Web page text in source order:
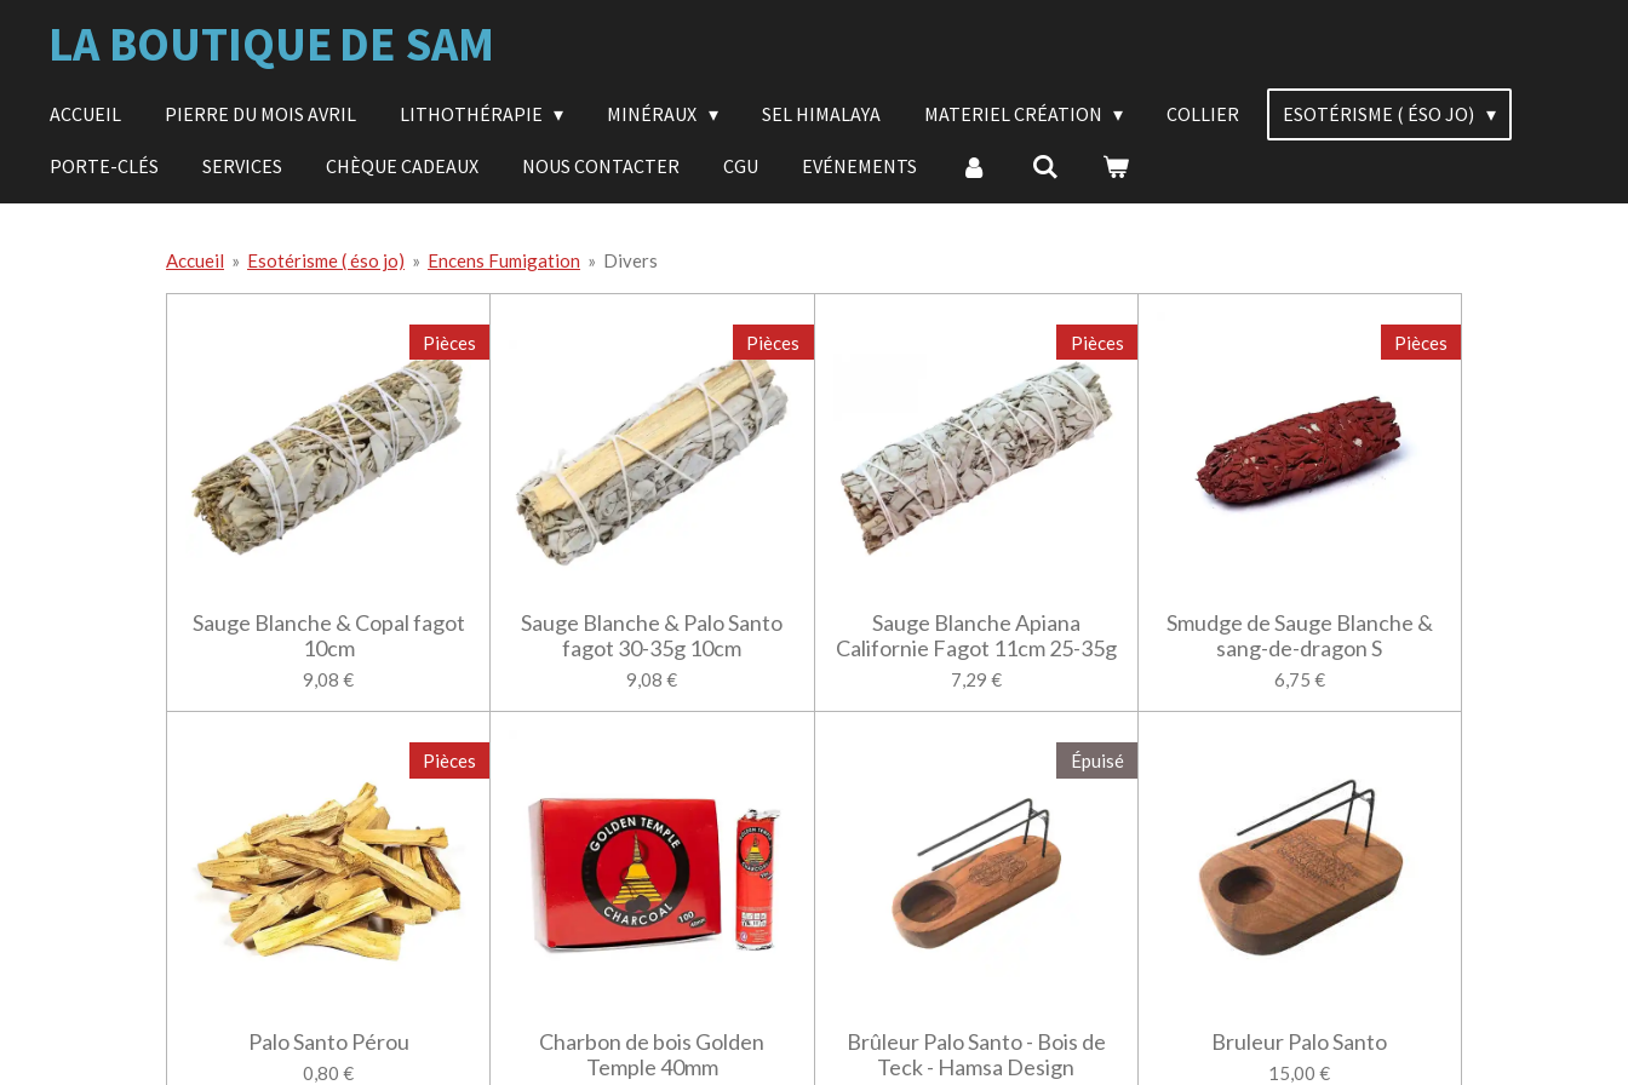
Passer
principal
LA BOUTIQUE DE SAM
ACCUEIL PIERRE DU MOIS AVRIL LITHOTHÉRAPIE MINÉRAUX SEL HIMALAYA MATERIEL CRÉATION COLLIER ESOTÉRISME ( ÉSO JO)
PORTE-CLÉS SERVICES CHÈQUE CADEAUX NOUS CONTACTER CGU EVÉNEMENTS
Accueil » Esotérisme ( éso jo) » Encens Fumigation » Divers
Pièces
Sauge Blanche & Copal fagot
10cm
9,08 €
Pièces
Sauge Blanche & Palo Santo
fagot 30-35g 10cm
9,08 €
Pièces
Sauge Blanche Apiana
Californie Fagot 11cm 25-35g
7,29 €
Pièces
Smudge de Sauge Blanche &
sang-de-dragon S
6,75 €
Pièces
Palo Santo Pérou
0,80 €
Charbon de bois Golden
Temple 40mm
Épuisé
Brûleur Palo Santo - Bois de
Teck - Hamsa Design
Bruleur Palo Santo
15,00 €